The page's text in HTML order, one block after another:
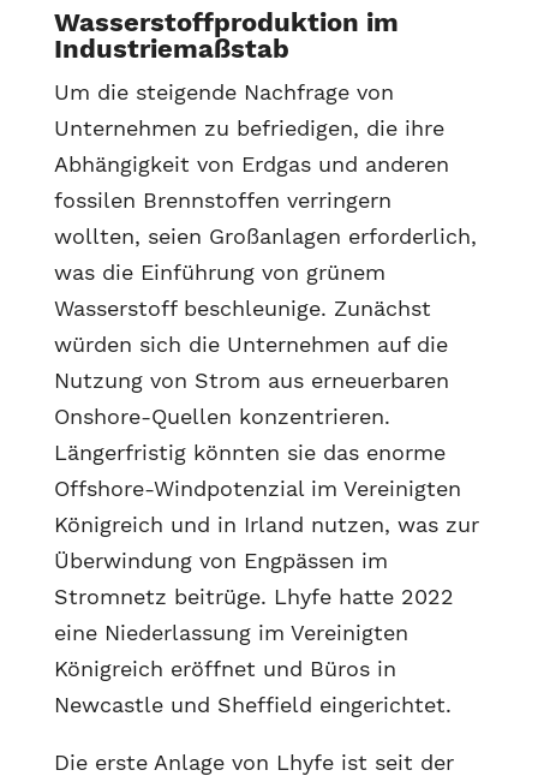
Wasserstoffproduktion im
Industriemaßstab
Um die steigende Nachfrage von
Unternehmen zu befriedigen, die ihre
Abhängigkeit von Erdgas und anderen
fossilen Brennstoffen verringern
wollten, seien Großanlagen erforderlich,
was die Einführung von grünem
Wasserstoff beschleunige. Zunächst
würden sich die Unternehmen auf die
Nutzung von Strom aus erneuerbaren
Onshore-Quellen konzentrieren.
Längerfristig könnten sie das enorme
Offshore-Windpotenzial im Vereinigten
Königreich und in Irland nutzen, was zur
Überwindung von Engpässen im
Stromnetz beitrüge. Lhyfe hatte 2022
eine Niederlassung im Vereinigten
Königreich eröffnet und Büros in
Newcastle und Sheffield eingerichtet.
Die erste Anlage von Lhyfe ist seit der